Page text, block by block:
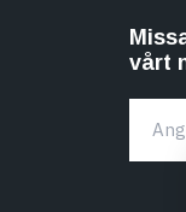
vårt